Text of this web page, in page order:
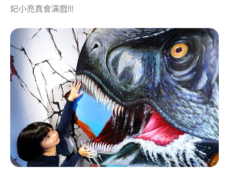
妃小亮真會演戲!!!